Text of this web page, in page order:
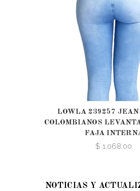
LOWLA 239257
COLOMBIANOS
FAJA
$ 1,068.00
NOTICIAS Y